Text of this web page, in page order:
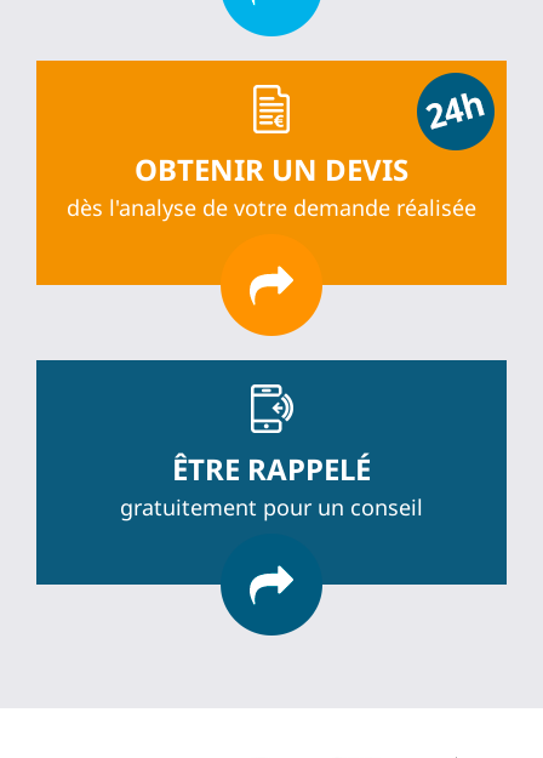
OBTENIR UN DEVIS
dès l'analyse de votre demande réalisée
ÊTRE RAPPELÉ
gratuitement pour un conseil